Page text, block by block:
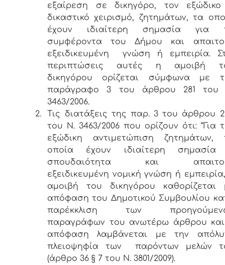
εξαίρεση σε δικηγόρο, τον
δικαστικό χειρισμό, ζητημάτων, τα
έχουν ιδιαίτερη σημασία για
συμφέροντα του Δήμου και
εξειδικευμένη γνώση ή εμπειρία.
περιπτώσεις αυτές η αμοιβή
δικηγόρου ορίζεται σύμφωνα με
παράγραφο 3 του άρθρου 281 του
3463/2006.
2.
Τις διατάξεις της παρ. 3 του άρθρου
του Ν. 3463/2006 που ορίζουν ότι: “Για
εξώδικη αντιμετώπιση ζητημάτων,
οποία έχουν ιδιαίτερη
σπουδαιότητα και
εξειδικευμένη νομική γνώση ή
αμοιβή του δικηγόρου καθορίζεται
απόφαση του Δημοτικού Συμβουλίου
παρέκκλιση των
παραγράφων του ανωτέρω άρθρου
απόφαση λαμβάνεται με την
πλειοψηφία των παρόντων μελών
(άρθρο 36 § 7 του Ν. 3801/2009).